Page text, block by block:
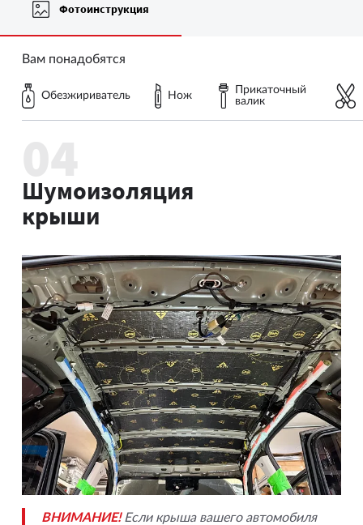
Фотоинструкция
Вам понадобятся
Обезжириватель Нож
Прикаточный
валик
Шумоизоляция
крыши
ВНИМАНИЕ!Если крыша вашего автомобиля